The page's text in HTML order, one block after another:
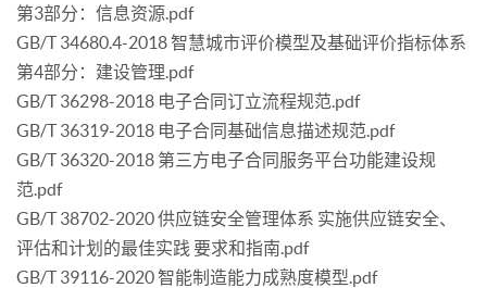
第3部分：信息资源.pdf
GB/T 34680.4-2018 智慧城市评价模型及基础评价指标体系
第4部分：建设管理.pdf
GB/T 36298-2018 电子合同订立流程规范.pdf
GB/T 36319-2018 电子合同基础信息描述规范.pdf
GB/T 36320-2018 第三方电子合同服务平台功能建设规
范.pdf
GB/T 38702-2020 供应链安全管理体系 实施供应链安全、
评估和计划的最佳实践 要求和指南.pdf
GB/T 39116-2020 智能制造能力成熟度模型.pdf